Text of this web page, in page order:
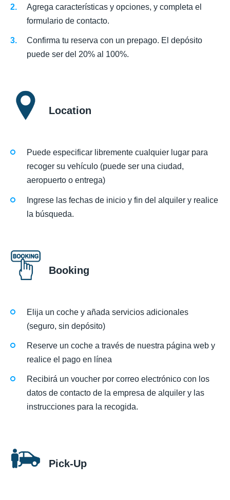
Agrega características y opciones, y completa el
formulario de contacto.
Confirma tu reserva con un prepago. El depósito
puede ser del 20% al 100%.
Location
Puede especificar libremente cualquier lugar para
recoger su vehículo (puede ser una ciudad,
aeropuerto o entrega)
Ingrese las fechas de inicio y fin del alquiler y realice
la búsqueda.
Booking
Elija un coche y añada servicios adicionales
(seguro, sin depósito)
Reserve un coche a través de nuestra página web y
realice el pago en línea
Recibirá un voucher por correo electrónico con los
datos de contacto de la empresa de alquiler y las
instrucciones para la recogida.
Pick-Up